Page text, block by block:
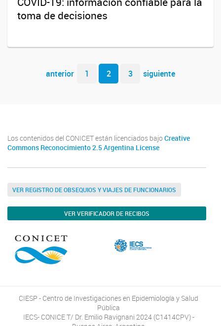
toma de decisiones
Navegador de artículos
anterior 1 2 3 siguiente
Los contenidos del CONICET están licenciados bajo Creative
Commons Reconocimiento 2.5 Argentina License
VER REGISTRO DE OBSEQUIOS Y VIAJES DE FUNCIONARIOS
VER VERIFICADOR DE RECIBOS
CIESP - Centro de Investigaciones en Epidemiología y Salud
Pública
IECS- CONICE T/ Dr. Emilio Ravignani 2024 (C1414CPV) -